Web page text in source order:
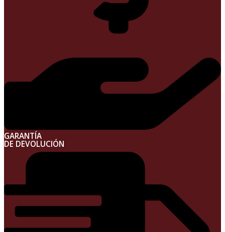
GARANTÍA
DE DEVOLUCIÓN